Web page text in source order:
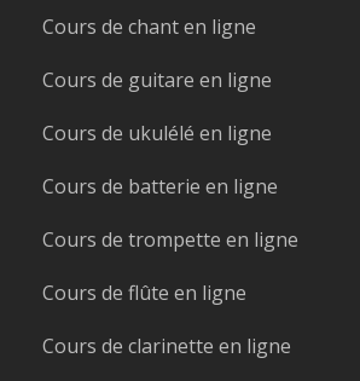
Cours de chant en ligne
Cours de guitare en ligne
Cours de ukulélé en ligne
Cours de batterie en ligne
Cours de trompette en ligne
Cours de flûte en ligne
Cours de clarinette en ligne